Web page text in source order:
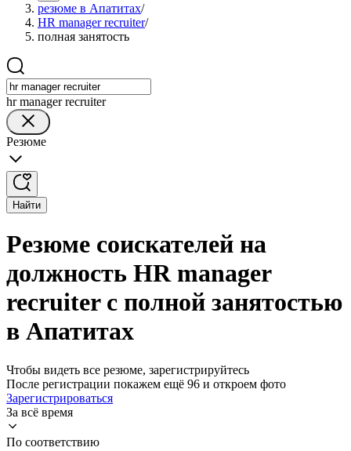
резюме в Апатитах/
HR manager recruiter/
полная занятость
hr manager recruiter
Резюме
Найти
Резюме соискателей на
должность HR manager
recruiter с полной занятостью
в Апатитах
Чтобы видеть все резюме, зарегистрируйтесь
После регистрации покажем ещё 96 и откроем фото
Зарегистрироваться
За всё время
По соответствию